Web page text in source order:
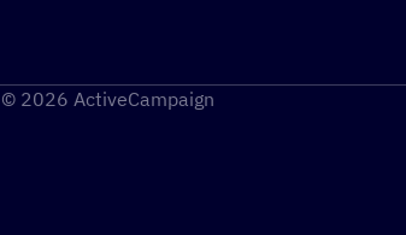
© 2026 ActiveCampaign